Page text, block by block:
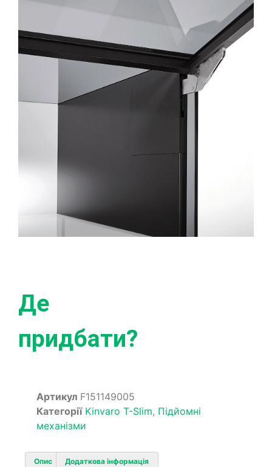
Де
придбати?
Артикул F151149005
Категорії Kinvaro T-Slim, Підйомні
механізми
Опис Додаткова інформація